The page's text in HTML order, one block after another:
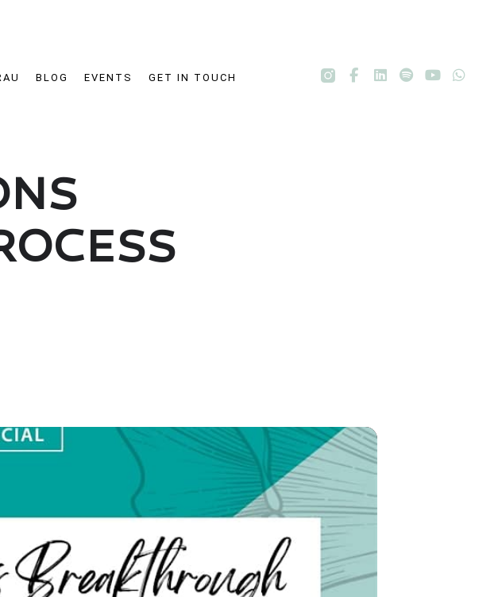
BLOG EVENTS GET IN TOUCH